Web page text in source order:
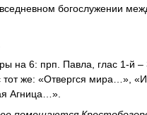
богослужении
на 6: прп. Павла, глас 1-й
же: «Отвергся мира…»,
Агница…».